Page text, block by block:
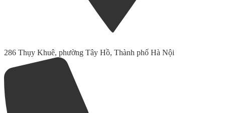
286 Thụy Khuê, phường Tây Hồ, Thành phố Hà Nội